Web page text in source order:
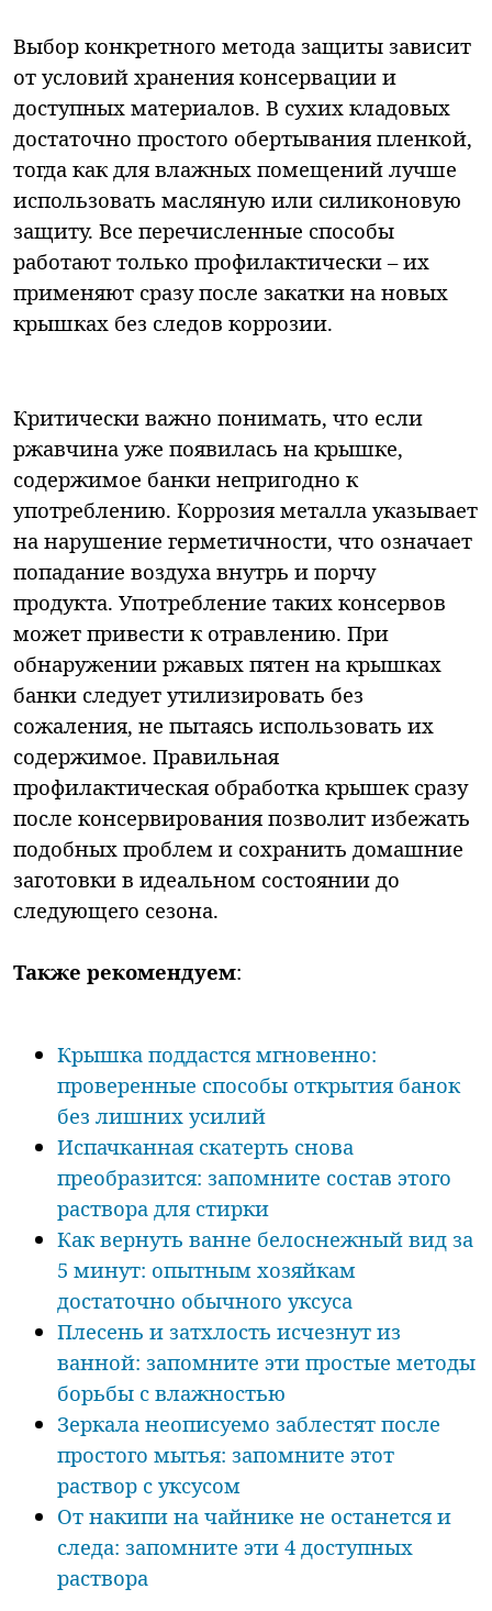
Выбор конкретного метода защиты зависит
от условий хранения консервации и
доступных материалов. В сухих кладовых
достаточно простого обертывания пленкой,
тогда как для влажных помещений лучше
использовать масляную или силиконовую
защиту. Все перечисленные способы
работают только профилактически – их
применяют сразу после закатки на новых
крышках без следов коррозии.
Критически важно понимать, что если
ржавчина уже появилась на крышке,
содержимое банки непригодно к
употреблению. Коррозия металла указывает
на нарушение герметичности, что означает
попадание воздуха внутрь и порчу
продукта. Употребление таких консервов
может привести к отравлению. При
обнаружении ржавых пятен на крышках
банки следует утилизировать без
сожаления, не пытаясь использовать их
содержимое. Правильная
профилактическая обработка крышек сразу
после консервирования позволит избежать
подобных проблем и сохранить домашние
заготовки в идеальном состоянии до
следующего сезона.
Также рекомендуем:
Крышка поддастся мгновенно:
проверенные способы открытия банок
без лишних усилий
Испачканная скатерть снова
преобразится: запомните состав этого
раствора для стирки
Как вернуть ванне белоснежный вид за
5 минут: опытным хозяйкам
достаточно обычного уксуса
Плесень и затхлость исчезнут из
ванной: запомните эти простые методы
борьбы с влажностью
Зеркала неописуемо заблестят после
простого мытья: запомните этот
раствор с уксусом
От накипи на чайнике не останется и
следа: запомните эти 4 доступных
раствора